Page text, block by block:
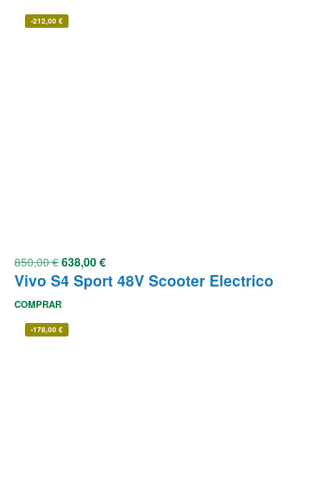
-212,00 €
850,00€638,00€
Vivo S4 Sport 48V Scooter Electrico
COMPRAR
-178,00 €